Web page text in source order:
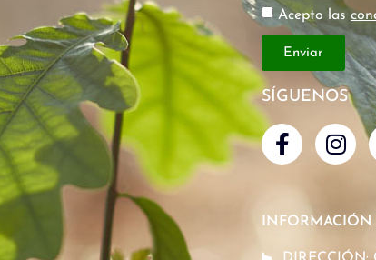
Acepto las
Enviar
SÍGUENOS